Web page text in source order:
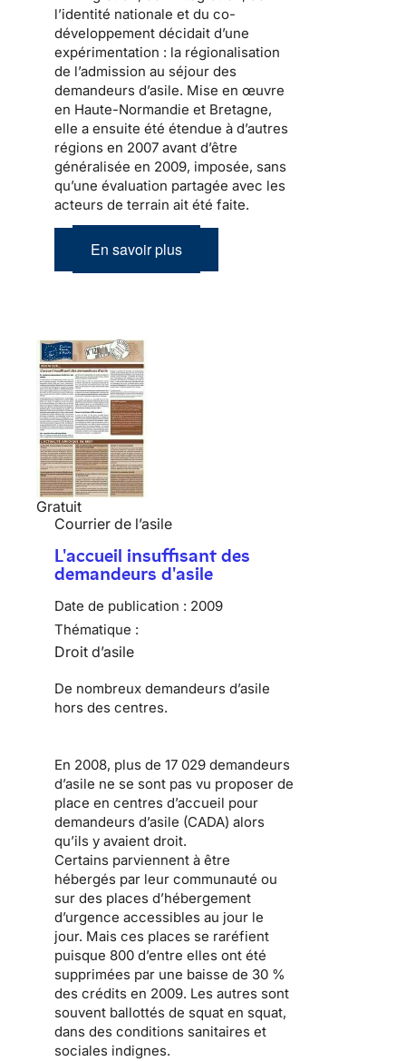
l’identité nationale et du co-
développement décidait d’une
expérimentation : la régionalisation
de l’admission au séjour des
demandeurs d’asile. Mise en œuvre
en Haute-Normandie et Bretagne,
elle a ensuite été étendue à d’autres
régions en 2007 avant d’être
généralisée en 2009, imposée, sans
qu’une évaluation partagée avec les
acteurs de terrain ait été faite.
En savoir plus
Gratuit
Courrier de l’asile
L'accueil insuffisant des
demandeurs d'asile
Date de publication : 2009
Thématique :
Droit d’asile
De nombreux demandeurs d’asile
hors des centres.
En 2008, plus de 17 029 demandeurs
d’asile ne se sont pas vu proposer de
place en centres d’accueil pour
demandeurs d’asile (CADA) alors
qu’ils y avaient droit.
Certains parviennent à être
hébergés par leur communauté ou
sur des places d’hébergement
d’urgence accessibles au jour le
jour. Mais ces places se raréfient
puisque 800 d’entre elles ont été
supprimées par une baisse de 30 %
des crédits en 2009. Les autres sont
souvent ballottés de squat en squat,
dans des conditions sanitaires et
sociales indignes.